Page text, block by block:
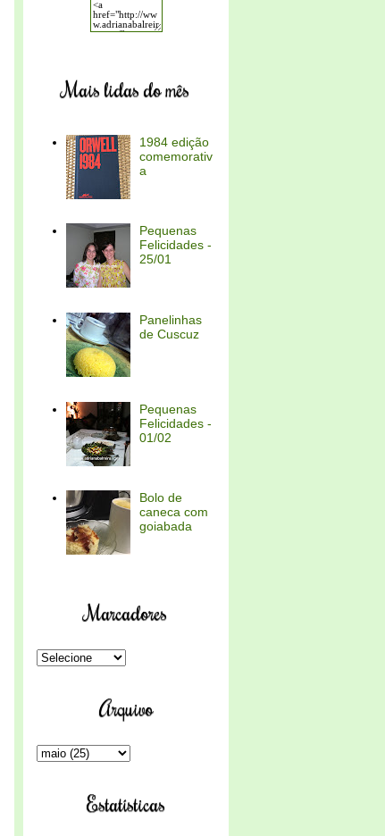
Mais lidas do mês
1984 edição
comemorativ
a
Pequenas
Felicidades -
25/01
Panelinhas
de Cuscuz
Pequenas
Felicidades -
01/02
Bolo de
caneca com
goiabada
Marcadores
Arquivo
Estatísticas